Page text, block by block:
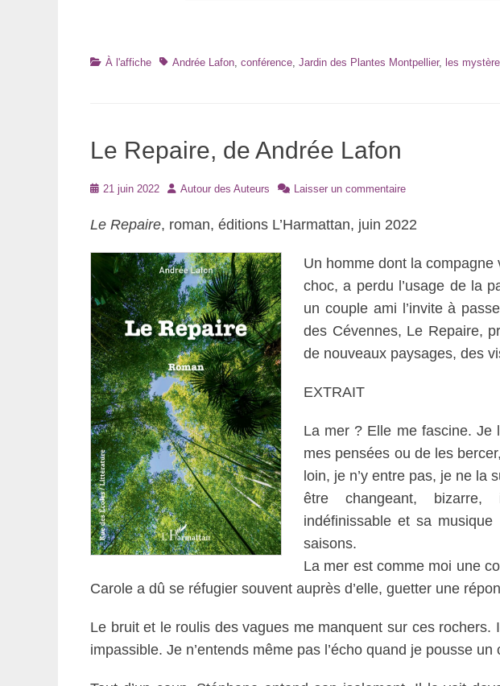
Catégories
À l'affiche TagsAndrée Lafon conférence Jardin des Plantes Montpellier, les
Le Repaire, de Andrée Lafon
Posté21 juin 2022 Auteur
Autour des Auteurs Laisser un commentaire
Le Repaire, roman, éditions L’Harmattan, juin 2022
Un homme dont la
choc, a perdu l’usage de la
un couple ami l’invite à
des Cévennes, Le Repaire,
de nouveaux paysages, des
EXTRAIT
La mer ? Elle me fascine. Je
mes pensées ou de les
loin, je n’y entre pas, je ne la
être changeant, bizarre,
indéfinissable et sa musique
saisons.
La mer est comme moi une
Carole a dû se réfugier souvent auprès d’elle, guetter une
Le bruit et le roulis des vagues me manquent sur ces rochers.
impassible. Je n’entends même pas l’écho quand je pousse un